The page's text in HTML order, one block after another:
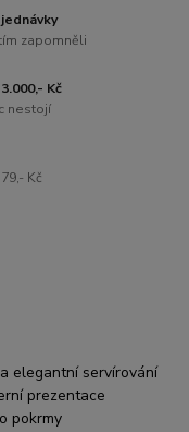
zapomněli
Kč
nestojí
Kč
elegantní servírování
prezentace
pokrmy